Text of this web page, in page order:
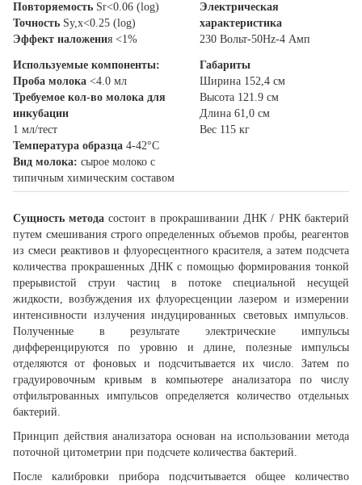
Повторяемость Sr<0.06 (log)
Точность Sy,x<0.25 (log)
Эффект наложения <1%
Электрическая
характеристика
230 Вольт-50Hz-4 Амп
Используемые компоненты:
Проба молока <4.0 мл
Требуемое кол-во молока для
инкубации
1 мл/тест
Температура образца 4-42°С
Вид молока: сырое молоко с
типичным химическим составом
Габариты
Ширина 152,4 см
Высота 121.9 см
Длина 61,0 см
Вес 115 кг
Сущность метода состоит в прокрашивании ДНК / РНК бактерий
путем смешивания строго определенных объемов пробы, реагентов
из смеси реактивов и флуоресцентного красителя, а затем подсчета
количества прокрашенных ДНК с помощью формирования тонкой
прерывистой струи частиц в потоке специальной несущей
жидкости, возбуждения их флуоресценции лазером и измерении
интенсивности излучения индуцированных световых импульсов.
Полученные в результате электрические импульсы
дифференцируются по уровню и длине, полезные импульсы
отделяются от фоновых и подсчитывается их число. Затем по
градуировочным кривым в компьютере анализатора по числу
отфильтрованных импульсов определяется количество отдельных
бактерий.
Принцип действия анализатора основан на использовании метода
поточной цитометрии при подсчете количества бактерий.
После калибровки прибора подсчитывается общее количество